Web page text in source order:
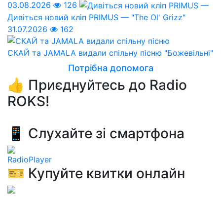
03.08.2026
126
Дивіться новий кліп PRIMUS — "The Ol' Grizz"
31.07.2026
162
СКАЙ та JAMALA видали спільну пісню "Божевільні"
Потрібна допомога
👍 Приєднуйтесь до Radio
ROKS!
📱 Слухайте зі смартфона
RadioPlayer
🎫 Купуйте квитки онлайн